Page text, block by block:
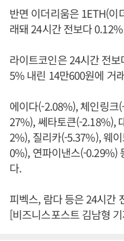
반면 이더리움은 1ETH(이
래돼 24시간 전보다
라이트코인은 24시간 전
5% 내린 14만600원에 거
에이다(-2.08%), 체인링크
27%), 쎄타토큰(-2.18%),
2%), 질리카(-5.37%), 웨
0%), 연파이낸스(-0.29%)
다.
피벡스, 람다 등은 24시간
[비즈니스포스트 김남형